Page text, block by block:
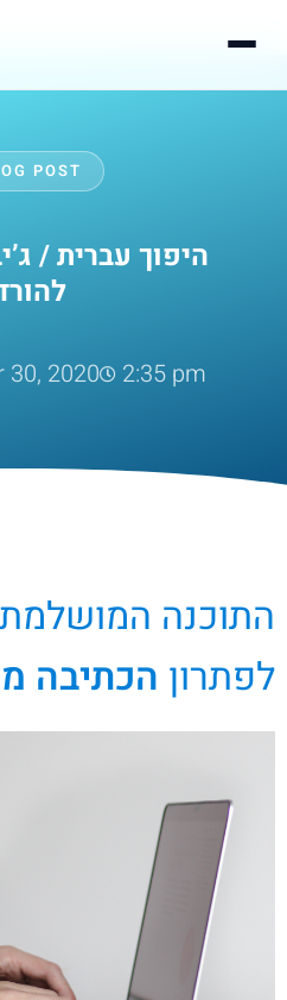
POST
היפוך עברית /
30, 2020
2:35 pm
התוכנה המושלמת
לפתרון הכתיבה